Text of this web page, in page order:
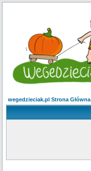
wegedzieciak.pl Strona Główna